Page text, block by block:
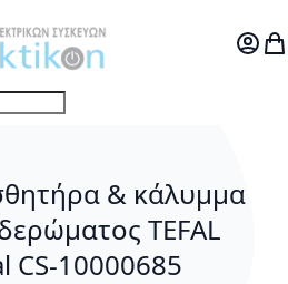
Ο
& κάλυμμα
TEFAL
CS-10000685